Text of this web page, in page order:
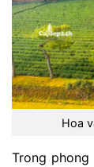
Hoa
Trong